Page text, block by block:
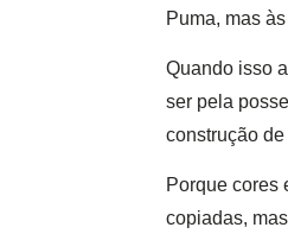
Puma, mas
Quando isso
ser pela
construção
Porque cores
copiadas,